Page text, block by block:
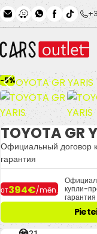
Skip to main content
-5%
TOYOTA GR
Официальный договор
гарантия
от394€/mēn.
купли-
гарантия